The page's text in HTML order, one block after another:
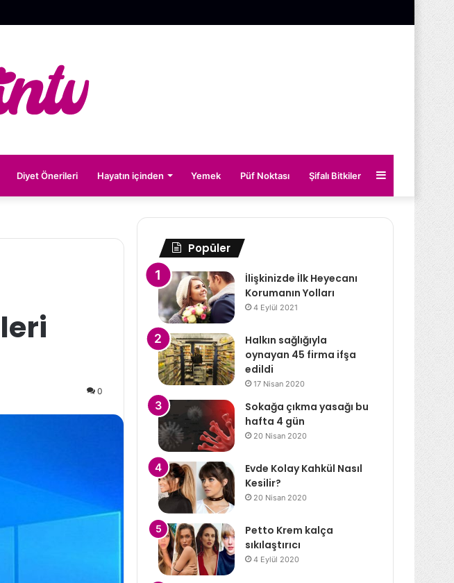
Diyet Önerileri Hayatın içinden Yemek Püf Noktası Şifalı Bitkiler Kenar
Bölmesi
0
Popüler
İlişkinizde İlk Heyecanı
Korumanın Yolları
4 Eylül 2021
Halkın sağlığıyla
oynayan 45 firma ifşa
edildi
17 Nisan 2020
Sokağa çıkma yasağı bu
hafta 4 gün
20 Nisan 2020
Evde Kolay Kahkül Nasıl
Kesilir?
20 Nisan 2020
Petto Krem kalça
sıkılaştırıcı
4 Eylül 2020